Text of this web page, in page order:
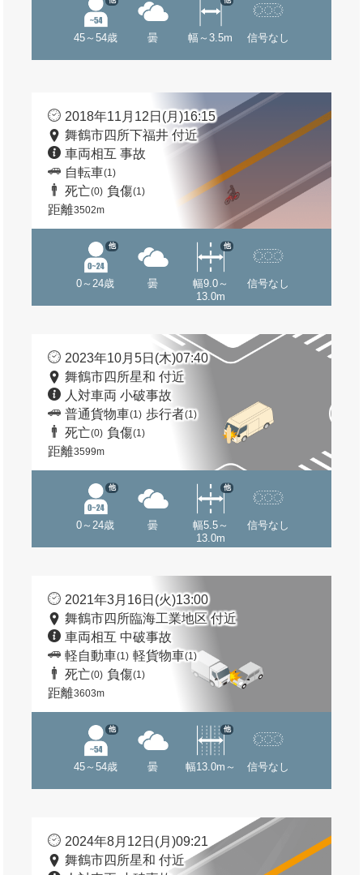
45～54歳 曇 幅～3.5m 信号なし
2018年11月12日(月)16:15
舞鶴市四所下福井 付近
車両相互 事故
自転車(1)
死亡(0) 負傷(1)
距離3502m
0～24歳
他
曇
幅9.0～
13.0m
他
信号なし
2023年10月5日(木)07:40
舞鶴市四所星和 付近
人対車両 小破事故
普通貨物車(1) 歩行者(1)
死亡(0) 負傷(1)
距離3599m
0～24歳
他
曇
幅5.5～
13.0m
他
信号なし
2021年3月16日(火)13:00
舞鶴市四所臨海工業地区 付近
車両相互 中破事故
軽自動車(1) 軽貨物車(1)
死亡(0) 負傷(1)
距離3603m
45～54歳
他
曇 幅13.0m～
他
信号なし
2024年8月12日(月)09:21
舞鶴市四所星和 付近